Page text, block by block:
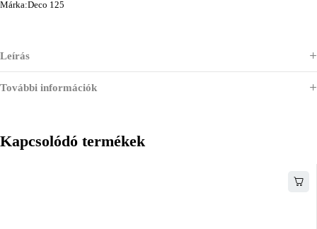
Márka:Deco 125
Leírás
További információk
Kapcsolódó termékek